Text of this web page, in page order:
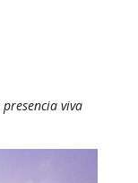
viva